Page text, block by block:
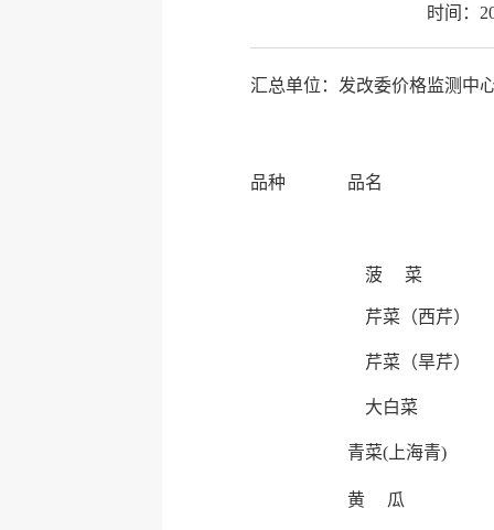
时间：
汇总单位：发改委价格
品种 品名
菠 菜
芹菜（西芹）
芹菜（旱芹）
大白菜
青菜(上海青)
黄 瓜